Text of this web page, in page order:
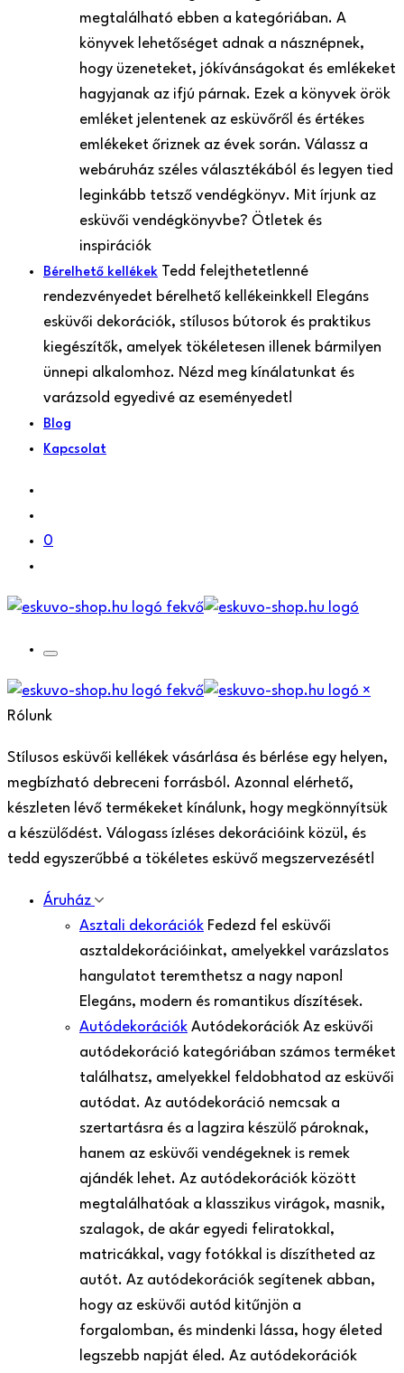
megtalálható ebben a kategóriában. A
könyvek lehetőséget adnak a násznépnek,
hogy üzeneteket, jókívánságokat és emlékeket
hagyjanak az ifjú párnak. Ezek a könyvek örök
emléket jelentenek az esküvőről és értékes
emlékeket őriznek az évek során. Válassz a
webáruház széles választékából és legyen tied
leginkább tetsző vendégkönyv. Mit írjunk az
esküvői vendégkönyvbe? Ötletek és
inspirációk
Bérelhető kellékek Tedd felejthetetlenné
rendezvényedet bérelhető kellékeinkkel! Elegáns
esküvői dekorációk, stílusos bútorok és praktikus
kiegészítők, amelyek tökéletesen illenek bármilyen
ünnepi alkalomhoz. Nézd meg kínálatunkat és
varázsold egyedivé az eseményedet!
Blog
Kapcsolat
0
×
Rólunk
Stílusos esküvői kellékek vásárlása és bérlése egy helyen,
megbízható debreceni forrásból. Azonnal elérhető,
készleten lévő termékeket kínálunk, hogy megkönnyítsük
a készülődést. Válogass ízléses dekorációink közül, és
tedd egyszerűbbé a tökéletes esküvő megszervezését!
Áruház
Asztali dekorációk Fedezd fel esküvői
asztaldekorációinkat, amelyekkel varázslatos
hangulatot teremthetsz a nagy napon!
Elegáns, modern és romantikus díszítések.
Autódekorációk Autódekorációk Az esküvői
autódekoráció kategóriában számos terméket
találhatsz, amelyekkel feldobhatod az esküvői
autódat. Az autódekoráció nemcsak a
szertartásra és a lagzira készülő pároknak,
hanem az esküvői vendégeknek is remek
ajándék lehet. Az autódekorációk között
megtalálhatóak a klasszikus virágok, masnik,
szalagok, de akár egyedi feliratokkal,
matricákkal, vagy fotókkal is díszítheted az
autót. Az autódekorációk segítenek abban,
hogy az esküvői autód kitűnjön a
forgalomban, és mindenki lássa, hogy életed
legszebb napját éled. Az autódekorációk